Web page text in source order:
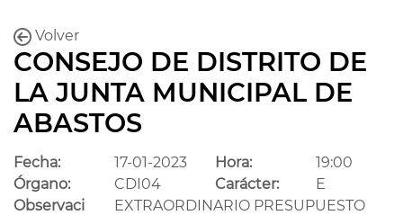
Volver
CONSEJO DE DISTRITO DE
LA JUNTA MUNICIPAL DE
ABASTOS
Fecha: 17-01-2023 Hora:
19:00
Órgano:
CDI04 Carácter:
E
Observaci
EXTRAORDINARIO PRESUPUESTO